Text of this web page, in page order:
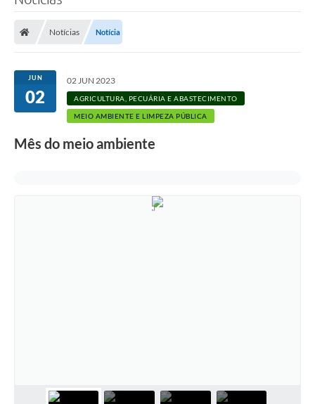
Notícias Notícia
JUN
02
02 JUN 2023
AGRICULTURA, PECUÁRIA E ABASTECIMENTO
MEIO AMBIENTE E LIMPEZA PÚBLICA
Mês do meio ambiente